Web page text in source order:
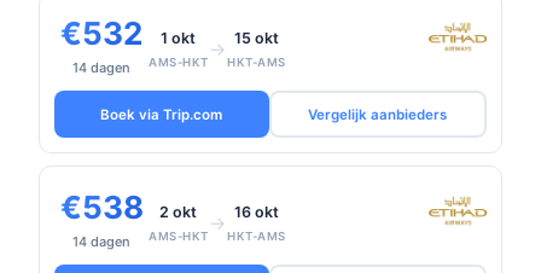
€532
14 dagen
1 okt
AMS-HKT
→ 15 okt
HKT-AMS
Boek via Trip.com Vergelijk aanbieders
€538
14 dagen
2 okt
AMS-HKT
→ 16 okt
HKT-AMS